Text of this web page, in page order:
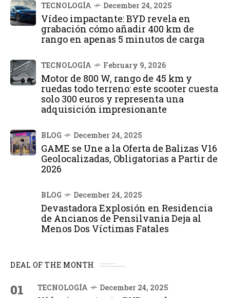
TECNOLOGÍA December 24, 2025
Vídeo impactante: BYD revela en
grabación cómo añadir 400 km de
rango en apenas 5 minutos de carga
TECNOLOGÍA February 9, 2026
Motor de 800 W, rango de 45 km y
ruedas todo terreno: este scooter cuesta
solo 300 euros y representa una
adquisición impresionante
BLOG December 24, 2025
GAME se Une a la Oferta de Balizas V16
Geolocalizadas, Obligatorias a Partir de
2026
BLOG December 24, 2025
Devastadora Explosión en Residencia
de Ancianos de Pensilvania Deja al
Menos Dos Víctimas Fatales
DEAL OF THE MONTH
01 TECNOLOGÍA December 24, 2025